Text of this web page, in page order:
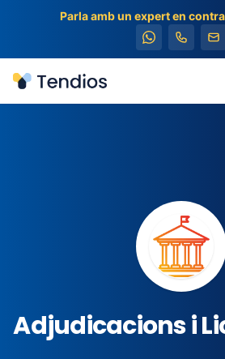
Parla amb un expert en
Tendios
Adjudicacions i